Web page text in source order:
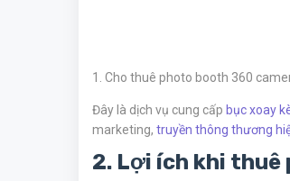
1. Cho thuê photo booth 360
Đây là dịch vụ cung cấp bục xoay
marketing, truyền thông thương
2. Lợi ích khi